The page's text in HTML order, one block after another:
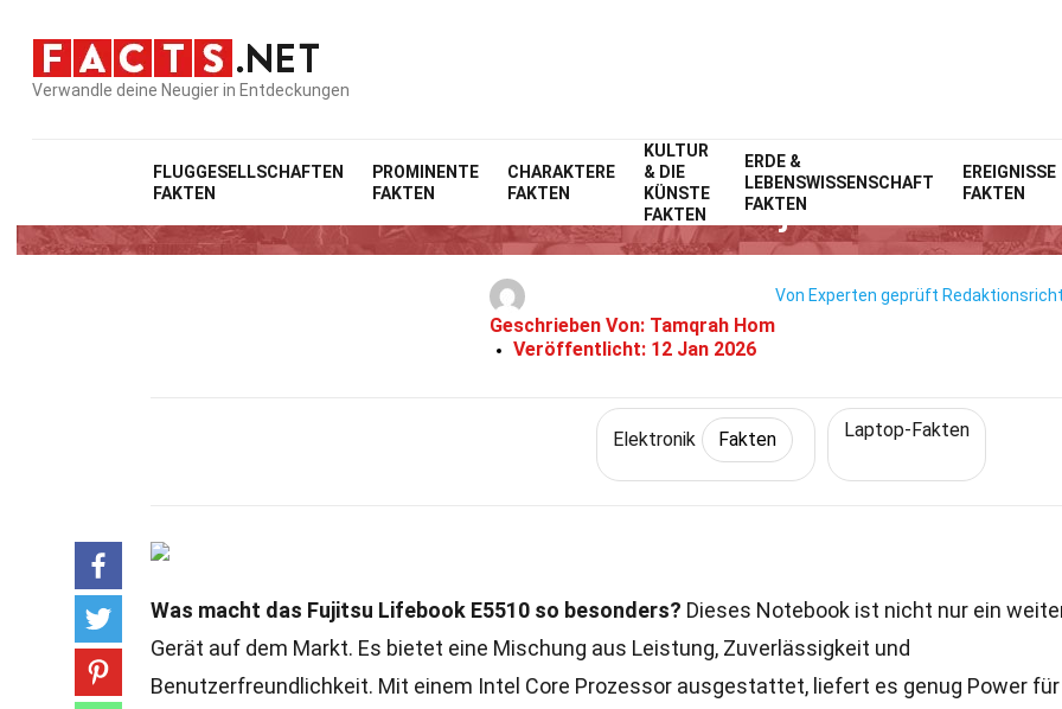
Verwandle deine Neugier in Entdeckungen
FLUGGESELLSCHAFTEN
FAKTEN
PROMINENTE
FAKTEN
CHARAKTERE
FAKTEN
KULTUR
& DIE
KÜNSTE
FAKTEN
ERDE &
LEBENSWISSENSCHAFT
FAKTEN
EREIGNISSE
FAKTEN
Home Technik & Wissenschaften ElektronikFakten
25 Fakten Über Fujitsu Lifebook
Geschrieben Von: Tamqrah Hom
Veröffentlicht: 12 Jan 2026
Von Experten geprüft
Elektronik Fakten Laptop-Fakten
Was macht das Fujitsu Lifebook E5510 so besonders? Dieses Notebook ist nicht nur ein
Gerät auf dem Markt. Es bietet eine Mischung aus Leistung, Zuverlässigkeit und
Benutzerfreundlichkeit. Mit einem Intel Core Prozessor ausgestattet, liefert es genug Power